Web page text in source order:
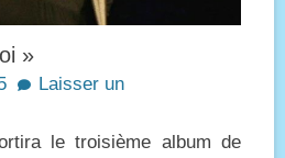
»
Laisser un
le troisième album de